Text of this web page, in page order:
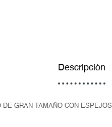
Descripción
DE GRAN TAMAÑO CON ESPEJOS